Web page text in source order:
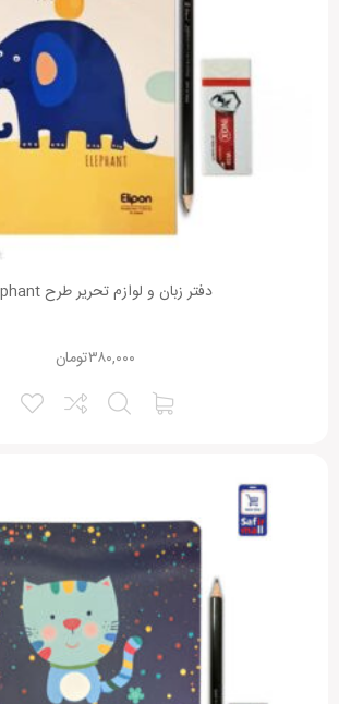
دفتر زبان و لوازم تحریر طرح Elephant
تومان۳۸۰,۰۰۰